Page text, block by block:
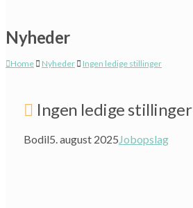
Nyheder
Home Nyheder Ingen ledige stillinger
Ingen ledige stillinger
Bodil5. august 2025Jobopslag